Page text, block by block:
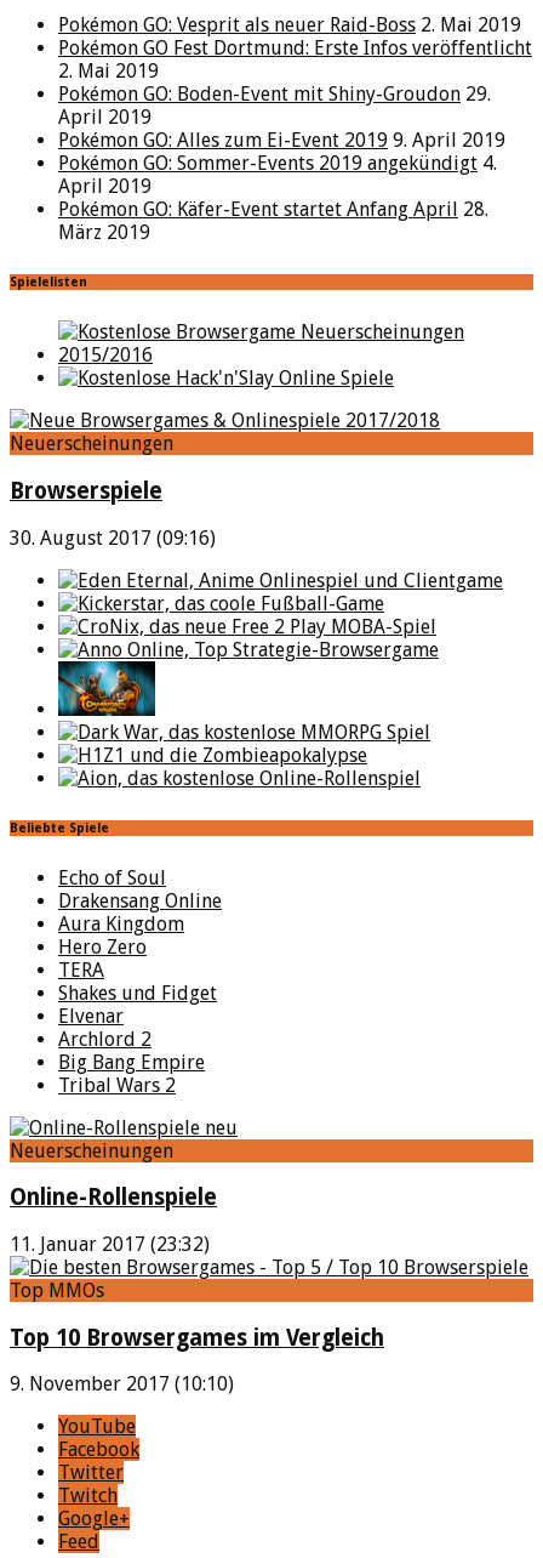
Pokémon GO: Vesprit als neuer Raid-Boss 2. Mai 2019
Pokémon GO Fest Dortmund: Erste Infos veröffentlicht
2. Mai 2019
Pokémon GO: Boden-Event mit Shiny-Groudon 29.
April 2019
Pokémon GO: Alles zum Ei-Event 2019 9. April 2019
Pokémon GO: Sommer-Events 2019 angekündigt 4.
April 2019
Pokémon GO: Käfer-Event startet Anfang April 28.
März 2019
Spielelisten
Neuerscheinungen
Browserspiele
30. August 2017 (09:16)
Beliebte Spiele
Echo of Soul
Drakensang Online
Aura Kingdom
Hero Zero
TERA
Shakes und Fidget
Elvenar
Archlord 2
Big Bang Empire
Tribal Wars 2
Neuerscheinungen
Online-Rollenspiele
11. Januar 2017 (23:32)
Top MMOs
Top 10 Browsergames im Vergleich
9. November 2017 (10:10)
YouTube
Facebook
Twitter
Twitch
Google+
Feed